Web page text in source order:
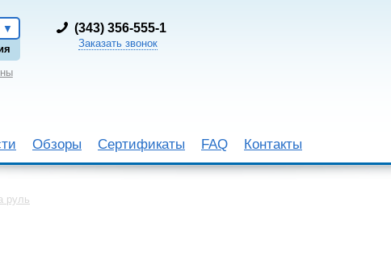
(343) 356-555-1
Заказать звонок
Обзоры Сертификаты FAQ Контакты
руль